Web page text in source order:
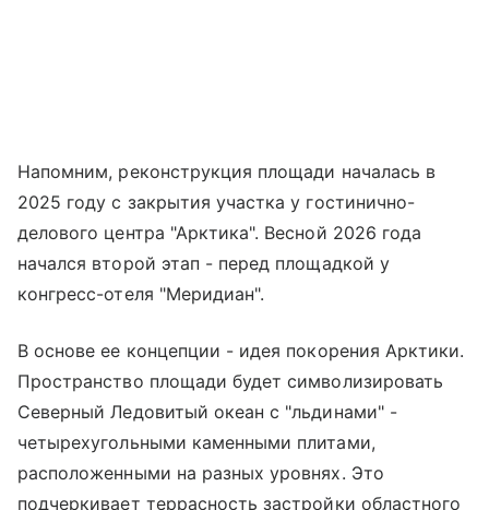
Напомним, реконструкция площади началась в
2025 году с закрытия участка у гостинично-
делового центра "Арктика". Весной 2026 года
начался второй этап - перед площадкой у
конгресс-отеля "Меридиан".
В основе ее концепции - идея покорения Арктики.
Пространство площади будет символизировать
Северный Ледовитый океан с "льдинами" -
четырехугольными каменными плитами,
расположенными на разных уровнях. Это
подчеркивает террасность застройки областного